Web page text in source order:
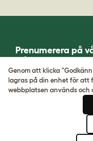
Prenumerera på
rabatt
REGISTRERA
Genom att klicka
lagras på din enhet för
webbplatsen används och